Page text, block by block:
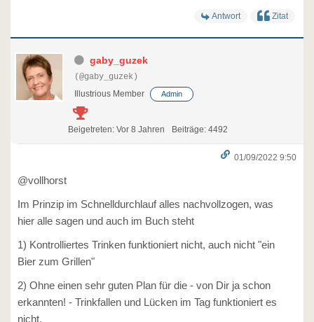
Antwort Zitat
gaby_guzek
(@gaby_guzek)
Illustrious Member
Admin
Beigetreten: Vor 8 Jahren Beiträge: 4492
01/09/2022 9:50
@vollhorst
Im Prinzip im Schnelldurchlauf alles nachvollzogen, was
hier alle sagen und auch im Buch steht
1) Kontrolliertes Trinken funktioniert nicht, auch nicht "ein
Bier zum Grillen"
2) Ohne einen sehr guten Plan für die - von Dir ja schon
erkannten! - Trinkfallen und Lücken im Tag funktioniert es
nicht.